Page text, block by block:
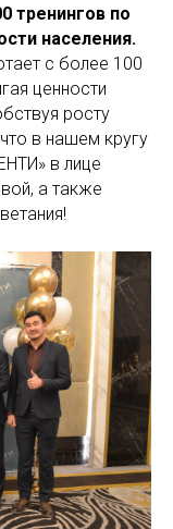
тренингов по
населения.
с более 100
ценности
росту
в нашем кругу
в лице
а также